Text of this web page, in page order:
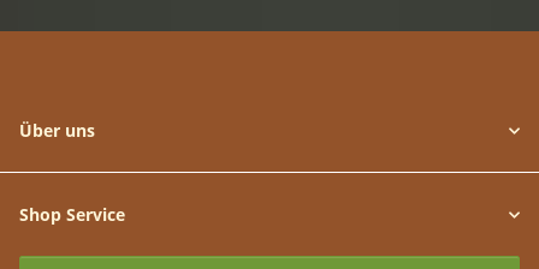
Über uns
Shop Service